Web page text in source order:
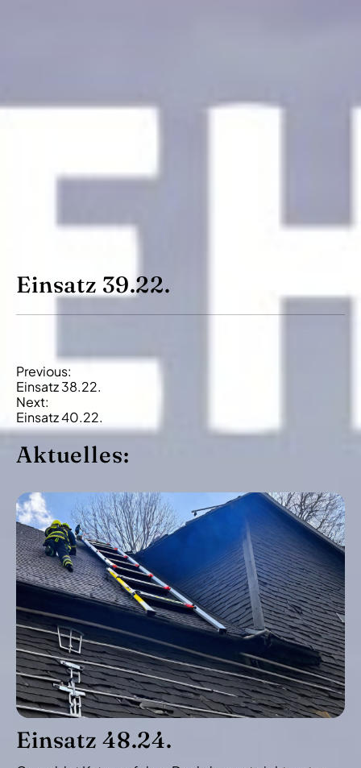
Einsatz 39.22.
B
e
i
t
r
g
s
-
N
v
i
g
a
t
i
Previous:
Einsatz 38.22.
Next:
Einsatz 40.22.
Aktuelles:
Einsatz 48.24.